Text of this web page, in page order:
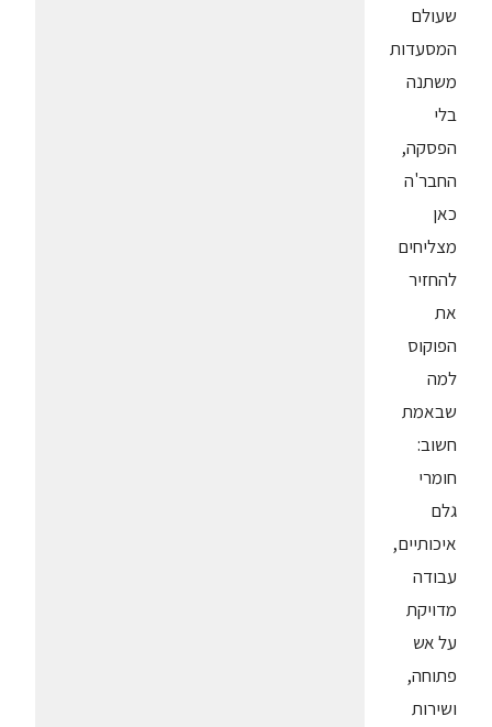
שעולם
המסעדות
משתנה
בלי
הפסקה,
החבר'ה
כאן
מצליחים
להחזיר
את
הפוקוס
למה
שבאמת
חשוב:
חומרי
גלם
איכותיים,
עבודה
מדויקת
על אש
פתוחה,
ושירות